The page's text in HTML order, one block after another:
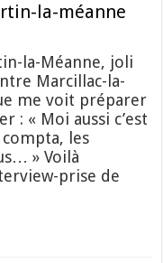
la-méanne
la-Méanne, joli
Marcillac-la-
me voit préparer
: « Moi aussi c’est
les
» Voilà
prise de